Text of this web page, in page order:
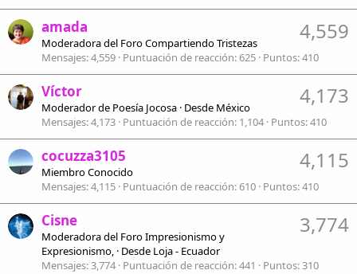
4,559
amada
Moderadora del Foro Compartiendo Tristezas
Mensajes 4,559 Puntuación de reacción 625 Puntos 410
4,173
Víctor
Moderador de Poesía Jocosa · Desde México
Mensajes 4,173 Puntuación de reacción 1,104 Puntos 410
4,115
cocuzza3105
Miembro Conocido
Mensajes 4,115 Puntuación de reacción 610 Puntos 410
3,774
Cisne
Moderadora del Foro Impresionismo y
Expresionismo, · Desde Loja - Ecuador
Mensajes 3,774 Puntuación de reacción 441 Puntos 310